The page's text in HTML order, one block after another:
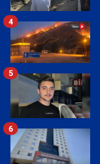
4
5
6